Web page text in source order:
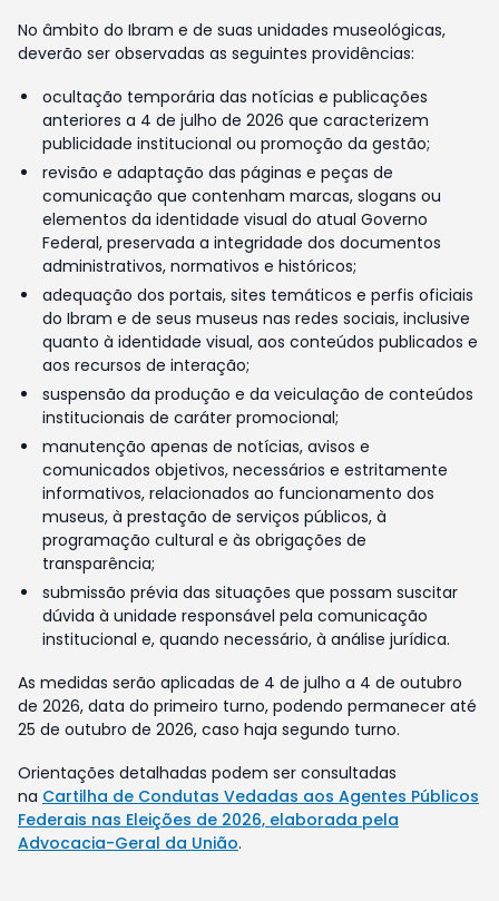
No âmbito do Ibram e de suas unidades museológicas,
deverão ser observadas as seguintes providências:
ocultação temporária das notícias e publicações
anteriores a 4 de julho de 2026 que caracterizem
publicidade institucional ou promoção da gestão;
revisão e adaptação das páginas e peças de
comunicação que contenham marcas, slogans ou
elementos da identidade visual do atual Governo
Federal, preservada a integridade dos documentos
administrativos, normativos e históricos;
adequação dos portais, sites temáticos e perfis oficiais
do Ibram e de seus museus nas redes sociais, inclusive
quanto à identidade visual, aos conteúdos publicados e
aos recursos de interação;
suspensão da produção e da veiculação de conteúdos
institucionais de caráter promocional;
manutenção apenas de notícias, avisos e
comunicados objetivos, necessários e estritamente
informativos, relacionados ao funcionamento dos
museus, à prestação de serviços públicos, à
programação cultural e às obrigações de
transparência;
submissão prévia das situações que possam suscitar
dúvida à unidade responsável pela comunicação
institucional e, quando necessário, à análise jurídica.
As medidas serão aplicadas de 4 de julho a 4 de outubro
de 2026, data do primeiro turno, podendo permanecer até
25 de outubro de 2026, caso haja segundo turno.
Orientações detalhadas podem ser consultadas
na Cartilha de Condutas Vedadas aos Agentes Públicos
Federais nas Eleições de 2026, elaborada pela
Advocacia-Geral da União.